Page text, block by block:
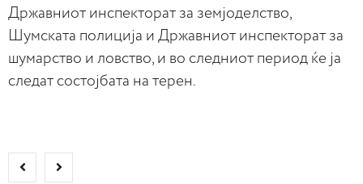
Државниот инспекторат за земјоделство,
Шумската полиција и Државниот инспекторат за
шумарство и ловство, и во следниот период ќе ја
следат состојбата на терен.